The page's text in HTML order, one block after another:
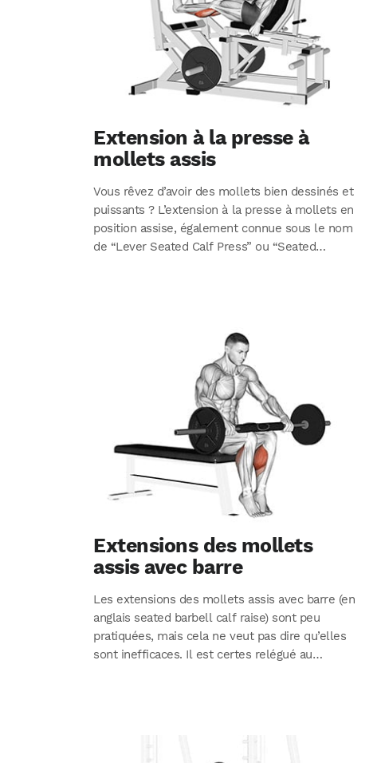
Extension à la presse à
mollets assis
Vous rêvez d’avoir des mollets bien dessinés et
puissants ? L’extension à la presse à mollets en
position assise, également connue sous le nom
de “Lever Seated Calf Press” ou “Seated…
Extensions des mollets
assis avec barre
Les extensions des mollets assis avec barre (en
anglais seated barbell calf raise) sont peu
pratiquées, mais cela ne veut pas dire qu’elles
sont inefficaces. Il est certes relégué au…